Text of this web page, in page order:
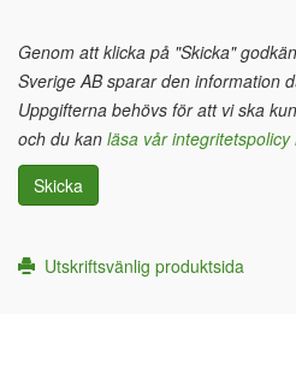
Genom att klicka på "Skicka"
Sverige AB sparar den information
Uppgifterna behövs för att vi ska
och du kan läsa vår integritetspolicy
Skicka
Utskriftsvänlig produktsida